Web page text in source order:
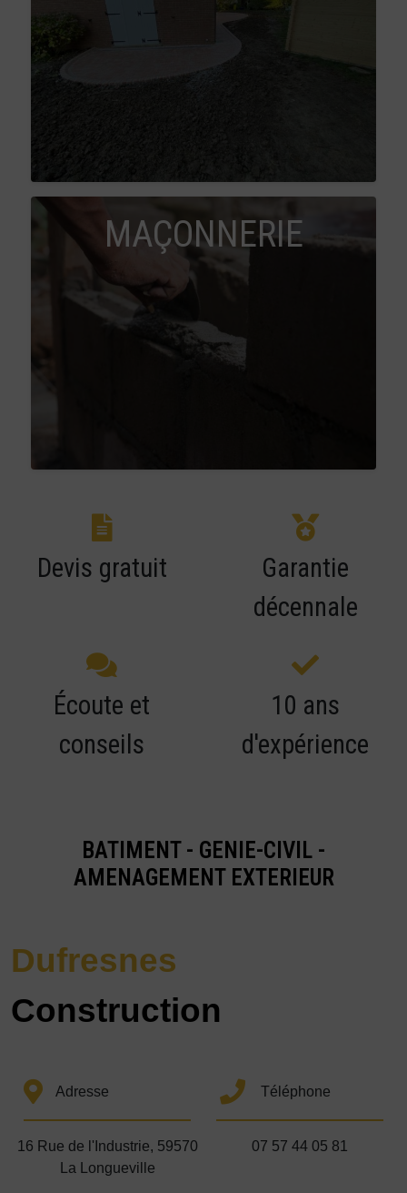
MAÇONNERIE
Devis gratuit
Garantie
décennale
Écoute et
conseils
10 ans
d'expérience
BATIMENT - GENIE-CIVIL -
AMENAGEMENT EXTERIEUR
Dufresnes
Construction
Adresse
16 Rue de l'Industrie, 59570
La Longueville
Téléphone
07 57 44 05 81